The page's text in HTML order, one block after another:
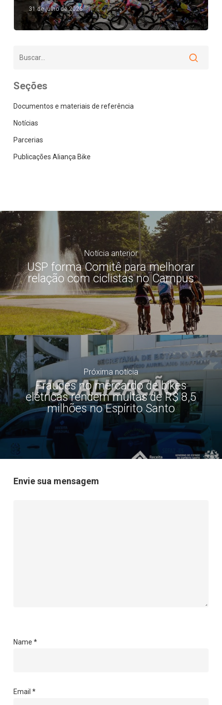
31 de julho de 2026
Seções
Documentos e materiais de referência
Notícias
Parcerias
Publicações Aliança Bike
Notícia anterior
USP forma Comitê para melhorar
relação com ciclistas no Campus
Próxima notícia
Fraudes no mercardo de bikes
elétricas rendem multas de R$ 8,5
milhões no Espírito Santo
Envie sua mensagem
Name *
Email *